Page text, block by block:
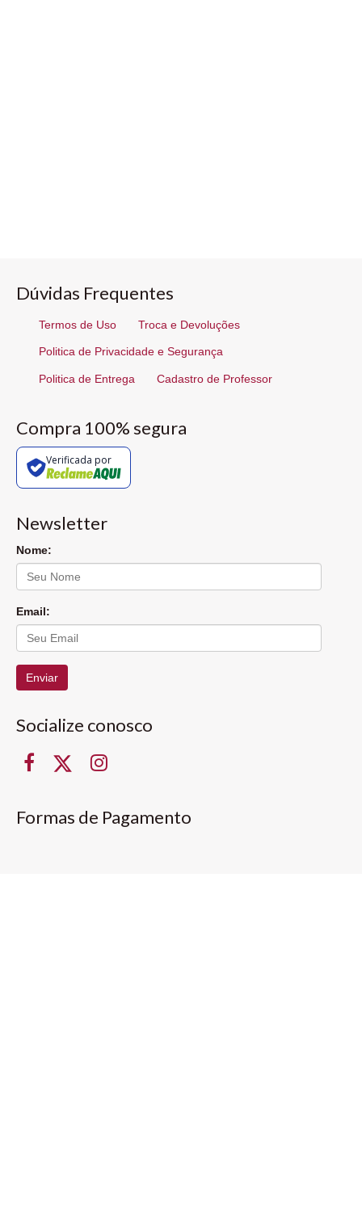
Dúvidas Frequentes
Termos de Uso Troca e Devoluções
Politica de Privacidade e Segurança
Politica de Entrega Cadastro de Professor
Compra 100% segura
Verificada por
Newsletter
Nome:
Email:
Enviar
Socialize conosco
Formas de Pagamento